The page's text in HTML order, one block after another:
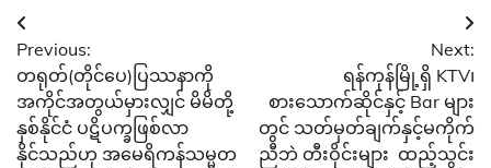
Post
navigation
Previous:
တရုတ်(တိုင်ပေ)ပြဿနာကို
အကိုင်အတွယ်မှားလျှင် မိမိတို့
နှစ်နိုင်ငံ ပဋိပက္ခဖြစ်လာ
နိုင်သည်ဟု အမေရိကန်သမ္မတ
Next:
ရန်ကုန်မြို့ရှိ KTV၊
စားသောက်ဆိုင်နှင့် Bar များ
တွင် သတ်မှတ်ချက်နှင့်မကိုက်
ညီဘဲ တီးဝိုင်းများ ထည့်သွင်း